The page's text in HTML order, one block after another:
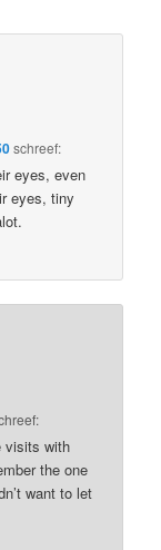
schreef:
eyes, even
eyes, tiny
visits with
the one
want to let